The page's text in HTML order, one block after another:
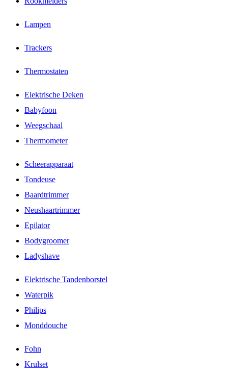
Lampen
Trackers
Thermostaten
Elektrische Deken
Babyfoon
Weegschaal
Thermometer
Scheerapparaat
Tondeuse
Baardtrimmer
Neushaartrimmer
Epilator
Bodygroomer
Ladyshave
Elektrische Tandenborstel
Waterpik
Philips
Monddouche
Fohn
Krulset